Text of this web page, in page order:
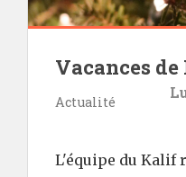
Vacances de
Actualité
L'équipe du Kalif